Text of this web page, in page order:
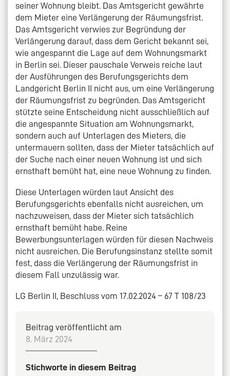
seiner Wohnung bleibt. Das Amtsgericht gewährte
dem Mieter eine Verlängerung der Räumungsfrist.
Das Amtsgericht verwies zur Begründung der
Verlängerung darauf, dass dem Gericht bekannt sei,
wie angespannt die Lage auf dem Wohnungsmarkt
in Berlin sei. Dieser pauschale Verweis reiche laut
der Ausführungen des Berufungsgerichts dem
Landgericht Berlin II nicht aus, um eine Verlängerung
der Räumungsfrist zu begründen. Das Amtsgericht
stützte seine Entscheidung nicht ausschließlich auf
die angespannte Situation am Wohnungsmarkt,
sondern auch auf Unterlagen des Mieters, die
untermauern sollten, dass der Mieter tatsächlich auf
der Suche nach einer neuen Wohnung ist und sich
ernsthaft bemüht hat, eine neue Wohnung zu finden.
Diese Unterlagen würden laut Ansicht des
Berufungsgerichts ebenfalls nicht ausreichen, um
nachzuweisen, dass der Mieter sich tatsächlich
ernsthaft bemüht habe. Reine
Bewerbungsunterlagen würden für diesen Nachweis
nicht ausreichen. Die Berufungsinstanz stellte somit
fest, dass die Verlängerung der Räumungsfrist in
diesem Fall unzulässig war.
LG Berlin II, Beschluss vom 17.02.2024 – 67 T 108/23
Beitrag veröffentlicht am
8. März 2024
Stichworte in diesem Beitrag